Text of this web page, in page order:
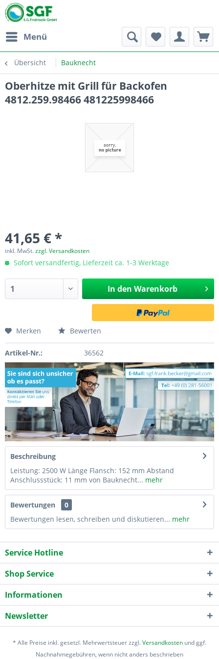
Menü
Übersicht Bauknecht
Oberhitze mit Grill für Backofen
4812.259.98466 481225998466
41,65 € *
inkl. MwSt.zzgl. Versandkosten
Sofort versandfertig, Lieferzeit ca. 1-3 Werktage
In den Warenkorb
Merken Bewerten
Artikel-Nr.: 36562
Beschreibung
Leistung: 2500 W Länge Flansch: 152 mm Abstand
Anschlussstück: 11 mm von Bauknecht... mehr
Bewertungen
0
Bewertungen lesen, schreiben und diskutieren... mehr
Service Hotline
Shop Service
Informationen
Newsletter
* Alle Preise inkl. gesetzl. Mehrwertsteuer zzgl.Versandkosten und ggf.
Nachnahmegebühren, wenn nicht anders beschrieben